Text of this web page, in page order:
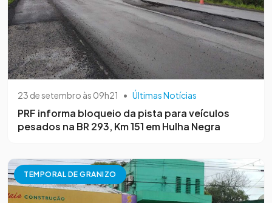
23 de setembro às 09h21 • Últimas Notícias
PRF informa bloqueio da pista para veículos
pesados na BR 293, Km 151 em Hulha Negra
TEMPORAL DE GRANIZO